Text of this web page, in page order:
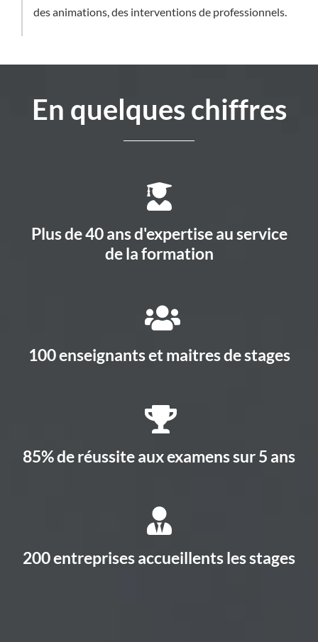
des animations, des interventions de professionnels.
En quelques chiffres
Plus de 40 ans d'expertise au service
de la formation
100 enseignants et maitres de stages
85% de réussite aux examens sur 5 ans
200 entreprises accueillents les stages